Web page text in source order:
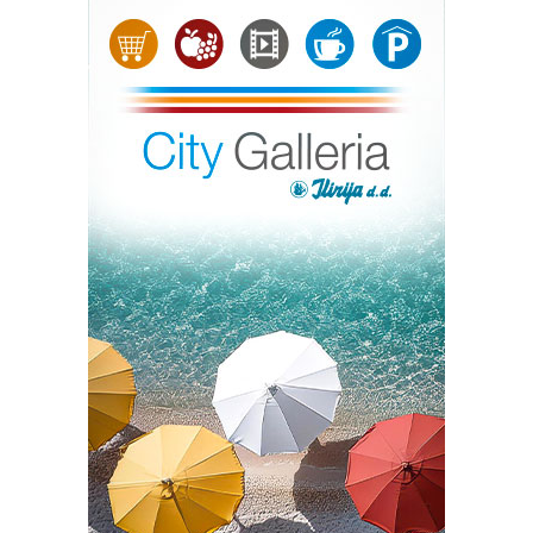
parametara, dok matematički modeli iz početnog stanja
atmosfere integracijom kroz vrijeme izračunavaju
njezino buduće stanje.
Pritom se moraju poštovati zakoni fizike, termodinamike
i dinamike fluida. Atmosfera je fluid, stišljiv je, rotira
zajedno sa Zemljom i izrazito je nestabilan. Kako bi se
opisalo stanje atmosfere na određenom području, model
izračunava meteorološke parametre na
trodimenzionalnoj mreži točaka. U svakoj od njih
računaju se brzina vjetra u tri smjera, tlak, gustoća
zraka, temperatura i vlaga te njihove promjene tijekom
vremena.
Fizika atmosfere opisana je sa sedam jednadžbi. Dvije
jednadžbe horizontalnog gibanja opisuju kako se zrak
ubrzava pod utjecajem razlika tlaka, trenja i Coriolisove
sile. Vertikalna jednadžba gibanja objašnjava dizanje i